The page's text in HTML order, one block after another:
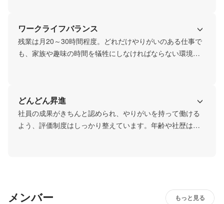
ワークライフバランス
残業は月20～30時間程度。どれだけやりがいのある仕事で
も、家族や趣味の時間を犠牲にしなければならない環境で
どんどん昇進
社員の成果がきちんと認められ、やりがいを持って働ける
よう、評価制度はしっかり整えています。年齢や社歴は全
メンバー もっと見る